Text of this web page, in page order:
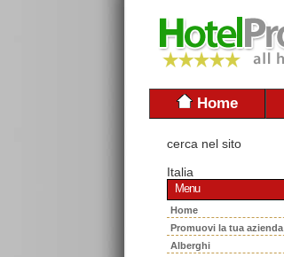
Home
cerca nel sito
Italia
Menu
Home
Promuovi la tua azienda
Alberghi